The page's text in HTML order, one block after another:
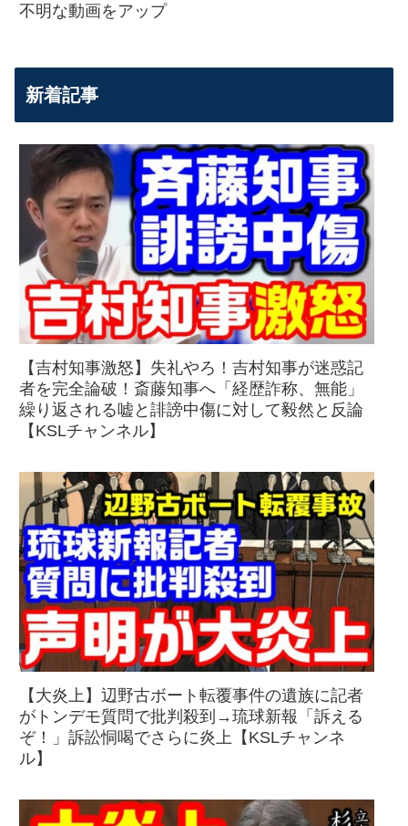
不明な動画をアップ
新着記事
【吉村知事激怒】失礼やろ！吉村知事が迷惑記
者を完全論破！斎藤知事へ「経歴詐称、無能」
繰り返される嘘と誹謗中傷に対して毅然と反論
【KSLチャンネル】
【大炎上】辺野古ボート転覆事件の遺族に記者
がトンデモ質問で批判殺到→琉球新報「訴える
ぞ！」訴訟恫喝でさらに炎上【KSLチャンネ
ル】